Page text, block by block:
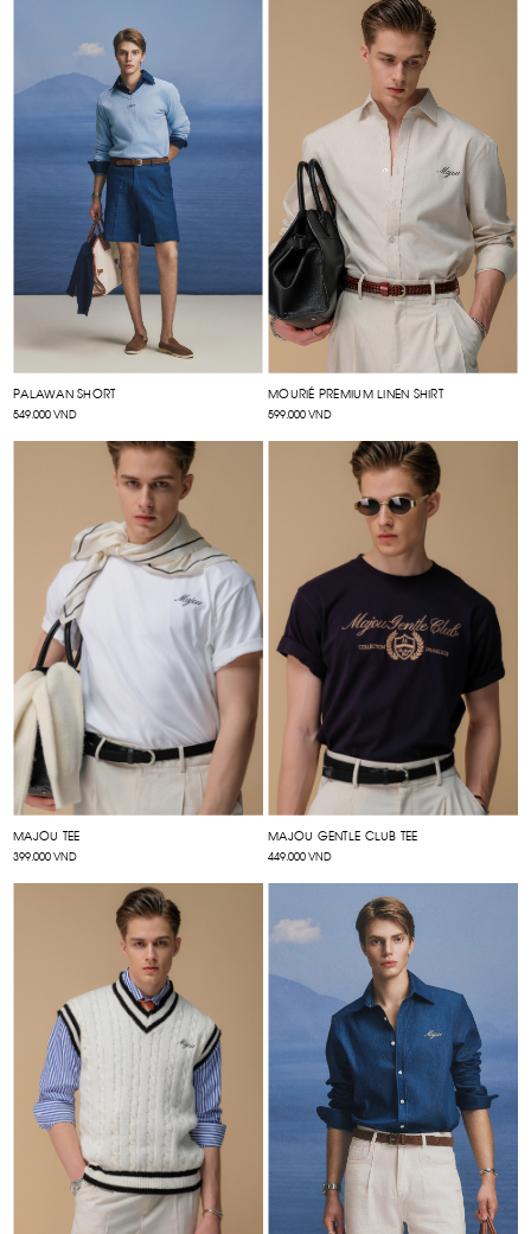
PALAWAN SHORT
549.000 VND
MOURIÉ PREMIUM LINEN SHIRT
599.000 VND
MAJOU TEE
399.000 VND
MAJOU GENTLE CLUB TEE
449.000 VND